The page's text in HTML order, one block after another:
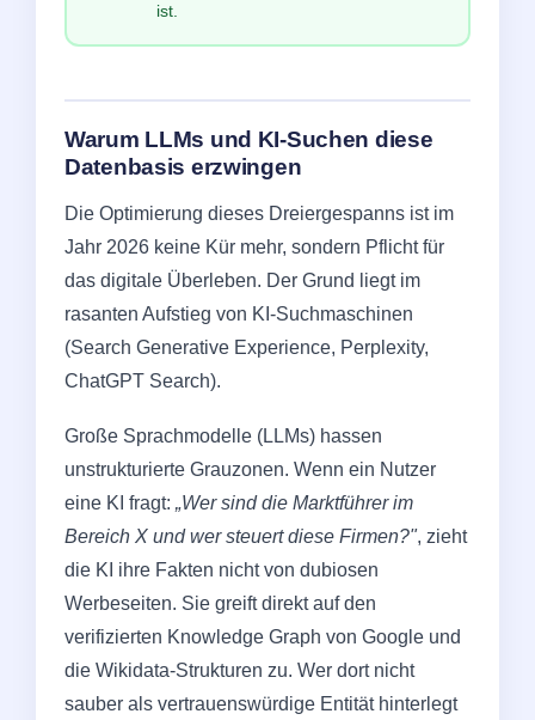
ist.
Warum LLMs und KI-Suchen diese
Datenbasis erzwingen
Die Optimierung dieses Dreiergespanns ist im
Jahr 2026 keine Kür mehr, sondern Pflicht für
das digitale Überleben. Der Grund liegt im
rasanten Aufstieg von KI-Suchmaschinen
(Search Generative Experience, Perplexity,
ChatGPT Search).
Große Sprachmodelle (LLMs) hassen
unstrukturierte Grauzonen. Wenn ein Nutzer
eine KI fragt: „Wer sind die Marktführer im
Bereich X und wer steuert diese Firmen?", zieht
die KI ihre Fakten nicht von dubiosen
Werbeseiten. Sie greift direkt auf den
verifizierten Knowledge Graph von Google und
die Wikidata-Strukturen zu. Wer dort nicht
sauber als vertrauenswürdige Entität hinterlegt